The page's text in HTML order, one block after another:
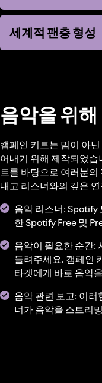
세계적 팬층 형성
세계적 팬층 형성
음악을 위
캠페인 키트는 밈이 아
어내기 위해 제작되었
트를 바탕으로 여러분의
내고 리스너와의 깊은
음악 리스너: Spotify
한 Spotify Free 및
음악이 필요한 순간:
들려주세요. 캠페인
타겟에게 바로 음악
음악 관련 보고: 이
너가 음악을 스트리